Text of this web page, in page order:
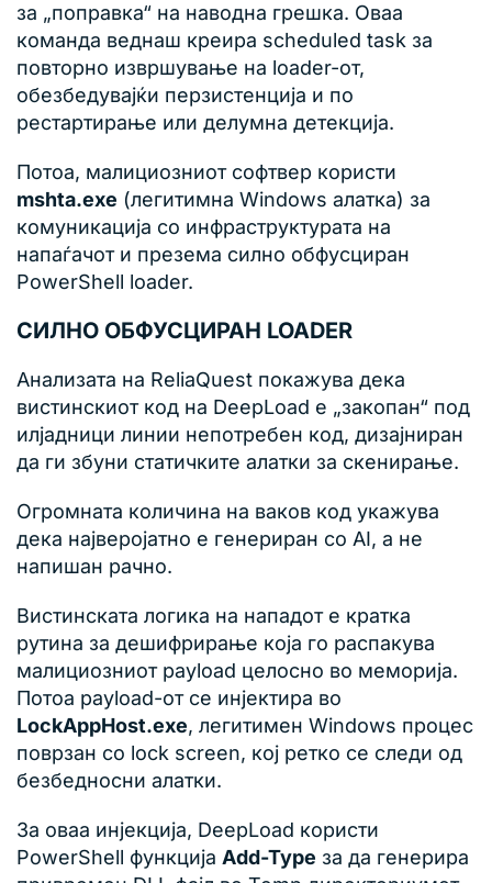
за „поправка“ на наводна грешка. Оваа
команда веднаш креира scheduled task за
повторно извршување на loader-от,
обезбедувајќи перзистенција и по
рестартирање или делумна детекција.
Потоа, малициозниот софтвер користи
mshta.exe (легитимна Windows алатка) за
комуникација со инфраструктурата на
напаѓачот и презема силно обфусциран
PowerShell loader.
СИЛНО ОБФУСЦИРАН LOADER
Анализата на ReliaQuest покажува дека
вистинскиот код на DeepLoad е „закопан“ под
илјадници линии непотребен код, дизајниран
да ги збуни статичките алатки за скенирање.
Огромната количина на ваков код укажува
дека најверојатно е генериран со AI, а не
напишан рачно.
Вистинската логика на нападот е кратка
рутина за дешифрирање која го распакува
малициозниот payload целосно во меморија.
Потоа payload-от се инјектира во
LockAppHost.exe, легитимен Windows процес
поврзан со lock screen, кој ретко се следи од
безбедносни алатки.
За оваа инјекција, DeepLoad користи
PowerShell функција Add-Type за да генерира